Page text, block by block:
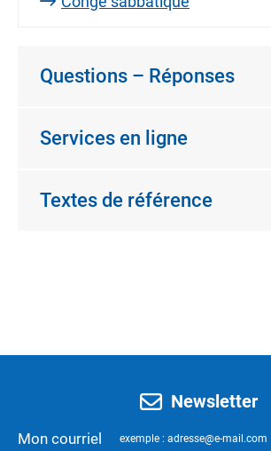
Questions – Réponses
Services en ligne
Textes de référence
Newsletter
Mon courriel